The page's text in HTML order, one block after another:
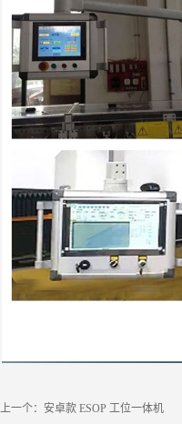
上一个：安卓款 ESOP 工位一体机